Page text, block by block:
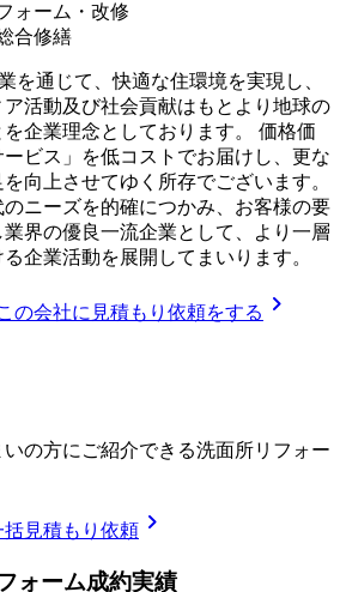
ォーム・改修
合修繕
を通じて、快適な住環境を実現し、
活動及び社会貢献はもとより地球の
企業理念としております。 価格価
ビス」を低コストでお届けし、更な
向上させてゆく所存でございます。
ニーズを的確につかみ、お客様の要
界の優良一流企業として、より一層
企業活動を展開してまいります。
の会社に見積もり依頼をする chevron_right
いの方にご紹介できる洗面所リフォー
括見積もり依頼 chevron_right
ォーム成約実績